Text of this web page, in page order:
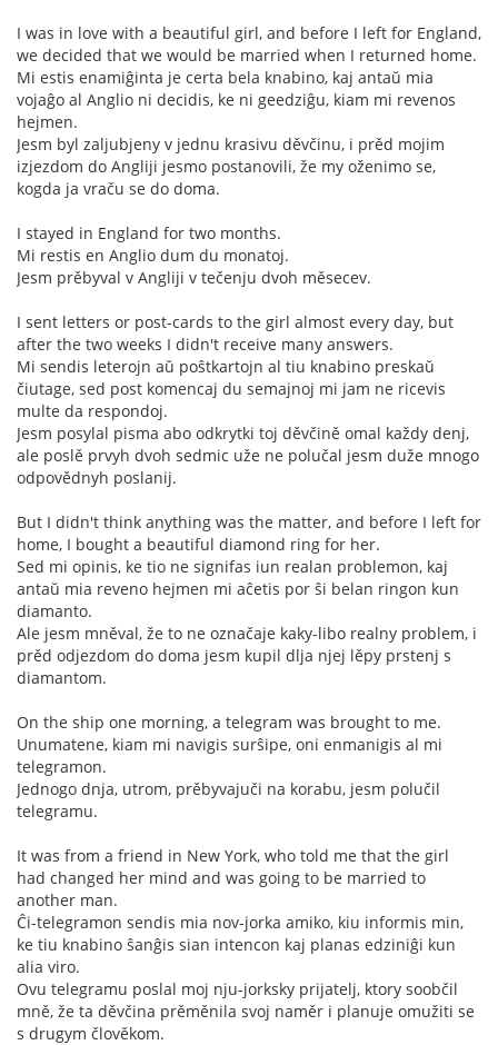
I was in love with a beautiful girl, and before I left for England,
we decided that we would be married when I returned home.
Mi estis enamiĝinta je certa bela knabino, kaj antaŭ mia
vojaĝo al Anglio ni decidis, ke ni geedziĝu, kiam mi revenos
hejmen.
Jesm byl zaljubjeny v jednu krasivu děvčinu, i prěd mojim
izjezdom do Angliji jesmo postanovili, že my oženimo se,
kogda ja vraču se do doma.
I stayed in England for two months.
Mi restis en Anglio dum du monatoj.
Jesm prěbyval v Angliji v tečenju dvoh měsecev.
I sent letters or post-cards to the girl almost every day, but
after the two weeks I didn't receive many answers.
Mi sendis leterojn aŭ poŝtkartojn al tiu knabino preskaŭ
čiutage, sed post komencaj du semajnoj mi jam ne ricevis
multe da respondoj.
Jesm posylal pisma abo odkrytki toj děvčině omal každy denj,
ale poslě prvyh dvoh sedmic uže ne polučal jesm duže mnogo
odpovědnyh poslanij.
But I didn't think anything was the matter, and before I left for
home, I bought a beautiful diamond ring for her.
Sed mi opinis, ke tio ne signifas iun realan problemon, kaj
antaŭ mia reveno hejmen mi aĉetis por ŝi belan ringon kun
diamanto.
Ale jesm mněval, že to ne označaje kaky-libo realny problem, i
prěd odjezdom do doma jesm kupil dlja njej lěpy prstenj s
diamantom.
On the ship one morning, a telegram was brought to me.
Unumatene, kiam mi navigis surŝipe, oni enmanigis al mi
telegramon.
Jednogo dnja, utrom, prěbyvajuči na korabu, jesm polučil
telegramu.
It was from a friend in New York, who told me that the girl
had changed her mind and was going to be married to
another man.
Ĉi-telegramon sendis mia nov-jorka amiko, kiu informis min,
ke tiu knabino ŝanĝis sian intencon kaj planas edziniĝi kun
alia viro.
Ovu telegramu poslal moj nju-jorksky prijatelj, ktory soobčil
mně, že ta děvčina prěměnila svoj naměr i planuje omužiti se
s drugym člověkom.